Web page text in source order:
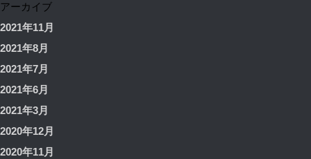
アーカイブ
2021年11月
2021年8月
2021年7月
2021年6月
2021年3月
2020年12月
2020年11月